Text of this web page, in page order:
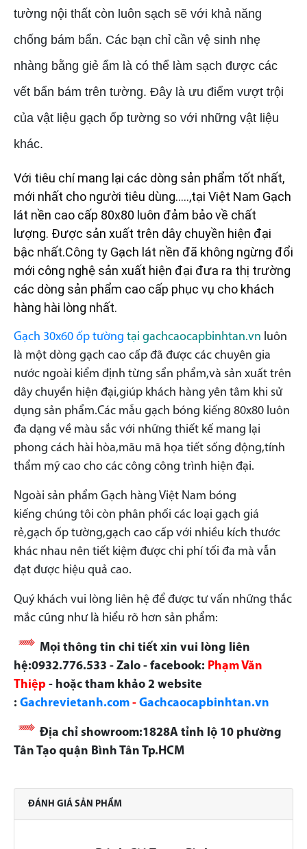
tường nội thất còn luôn sạch sẽ với khả năng
chống bám bẩn. Các bạn chỉ cần vệ sinh nhẹ
nhàng bằng giẻ ẩm là có thể làm sạch được các
vết bẩn bám trên tường. Đây là ưu điểm vượt trội
của vật liệu gạch ốp tường so với những vật liệu
khác.
Với tiêu chí mang lại các dòng sản phẩm tốt nhất,
mới nhất cho người tiêu dùng…..,tại Việt Nam Gạch
lát nền cao cấp 80x80 luôn đảm bảo về chất
lượng. Được sản xuất trên dây chuyền hiện đại
bậc nhất.Công ty Gạch lát nền đã không ngừng đổi
mới công nghệ sản xuất hiện đại đưa ra thị trường
các dòng sản phẩm cao cấp phục vụ cho khách
hàng hài lòng nhất.
Gạch 30x60 ốp tường tại gachcaocapbinhtan.vn luôn
là một dòng gạch cao cấp đã được các chuyên gia
nước ngoài kiểm định từng sẩn phẩm,và sản xuất trên
dây chuyền hiện đại,giúp khách hàng yên tâm khi sử
dụng sản phẩm.Các mẫu gạch bóng kiếng 80x80 luôn
đa dạng về màu sắc với những thiết kế mang lại
phong cách hài hòa,mãu mã họa tiết sống động,tính
thẩm mỹ cao cho các công công trình hiện đại.
Ngoài sản phẩm Gạch hàng Việt Nam bóng
kiếng chúng tôi còn phân phối các loại gạch giá
rẻ,gạch ốp tường,gạch cao cấp với nhiều kích thước
khác nhau nên tiết kiệm được chi phí tối đa mà vẫn
đạt được hiệu quả cao.
Quý khách vui lòng liên hệ để được tư vấn những thắc
mắc cũng như là hiểu rõ hơn sản phẩm:
Mọi thông tin chi tiết xin vui lòng liên
hệ:0932.776.533 - Zalo - facebook: Phạm Văn
Thiệp - hoặc tham khảo 2 website
: Gachrevietanh.com - Gachcaocapbinhtan.vn
Địa chỉ showroom:1828A tỉnh lộ 10 phường
Tân Tạo quận Bình Tân Tp.HCM
ĐÁNH GIÁ SẢN PHẨM